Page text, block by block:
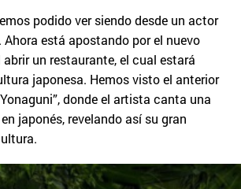
podido ver siendo desde un actor
está apostando por el nuevo
abrir un restaurante, el cual estará
japonesa. Hemos visto el anterior
donde el artista canta una
japonés, revelando así su gran